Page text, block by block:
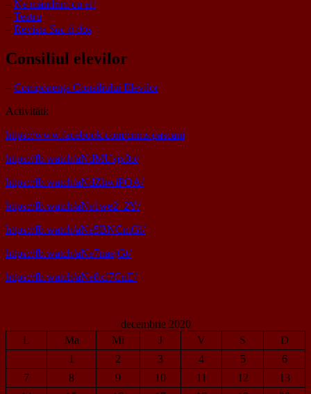
– Ne mândrim cu ei!
– Teatru
– Revista Sac à dos
Consiliul elevilor
– Componența Consiliului Elevilor
Activităti:
https://www.facebook.com/cnms.pascani
https://fb.watch/aNdMUsjx0o/
https://fb.watch/aNdZhwiPOA/
https://fb.watch/aNe1we2_2Y/
https://fb.watch/aNe5BNCmGl/
https://fb.watch/aNe7naejGt/
https://fb.watch/aNe8xf7CnE/
decembrie 2020
L
Ma Mi J V S
D
1
2 3 4 5
6
7
8 9 10 11 12
13